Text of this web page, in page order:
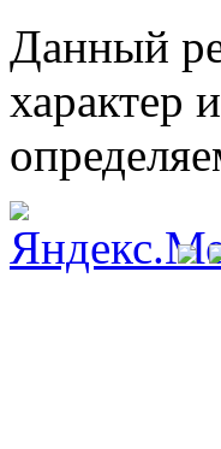
Данный
характер